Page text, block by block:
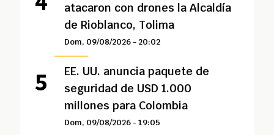
atacaron con drones la Alcaldía
de Rioblanco, Tolima
Dom, 09/08/2026 - 20:02
EE. UU. anuncia paquete de
seguridad de USD 1.000
millones para Colombia
Dom, 09/08/2026 - 19:05